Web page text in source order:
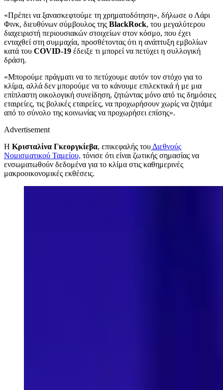
«Πρέπει να ξανασκεφτούμε τη χρηματοδότηση», δήλωσε ο Λάρι
Φινκ, διευθύνων σύμβουλος της BlackRock, του μεγαλύτερου
διαχειριστή περιουσιακών στοιχείων στον κόσμο, που έχει
ενταχθεί στη συμμαχία, προσθέτοντας ότι η ανάπτυξη εμβολίων
κατά του COVID-19 έδειξε τι μπορεί να πετύχει η συλλογική
δράση.
«Μπορούμε πράγματι να το πετύχουμε αυτόν τον στόχο για το
κλίμα, αλλά δεν μπορούμε να το κάνουμε επιλεκτικά ή με μια
επίπλαστη οικολογική συνείδηση, ζητώντας μόνο από τις δημόσιες
εταιρείες, τις βολικές εταιρείες, να προχωρήσουν χωρίς να ζητάμε
από το σύνολο της κοινωνίας να προχωρήσει επίσης».
Advertisement
Η Κρισταλίνα Γκεοργκίεβα, επικεφαλής του Διεθνούς
Νομισματικού Ταμείου, τόνισε ότι είναι ζωτικής σημασίας να
ενσωματωθούν δεδομένα για το κλίμα στις καθημερινές
μακροοικονομικές εκθέσεις.